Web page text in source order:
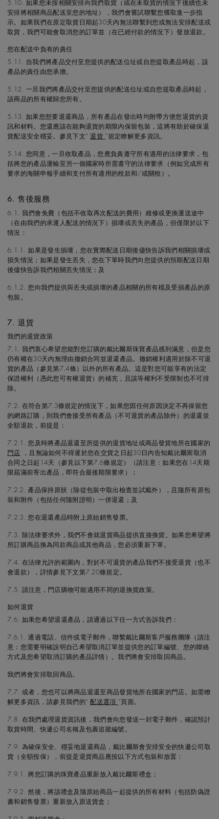
5.10. 如果您未按相關安排向我們取貨（或在未取貨的情況下後續也未
安排將相關商品配送至您的地址），我們會嘗試聯繫您獲取進一步指
示。如果我們在原定取貨日期起30天內無法聯繫到您或無法安排配送或
取貨，我們可能會取消您的訂單並（在已經付款的情況下）發放退款。
您在配送中負有的責任
5.11. 自我們將產品交付至您提供的配送位址或自您提取產品時起，該
產品的責任由您承擔。
5.12. 一旦我們將產品交付至您提供的配送位址或自您提取產品時起，
該商品的所有權歸您所有。
5.13. 如果您想要退還商品，所有產品在發出時均附帶方便您退貨的資
訊和材料。您還應該在能夠退貨的期限內保留包裝，這將有助於確保退
貨配送安全穩妥。參見下文“退貨 ”規定瞭解更多資訊。
5.14. 您同意，一旦收取產品，您應負責遵守所有適用的法律要求，包
括將您的產品運輸至另一個國家時所需遵守的法律要求（例如完成所有
要求的海關申報手續和支付所有適用的稅款和/或關稅）。
6. 售後服務
6.1. 我們會免費（包括不收取再次配送的費用）維修或更換運送途中
（在由我們的承運人配送的情況下）損壞或丟失的產品，但僅限於以下
情況：
6.1.1. 如果是發生損壞，您在實際配送日期後儘快告訴我們相關損壞或
損失情況；如果是發生丟失，您在下單時我們向您提供的預期配送日期
後儘快告訴我們相關丟失情況；及
6.1.2. 您向我們提供與丟失或損壞的產品相關的所有檔及受損產品的原
包裝。
7. 退貨
我們的退貨政策
7.1. 我們衷心希望您能對您訂購的戴比爾斯珠寶產品感到滿意，但是您
仍有權在30天內無理由撤銷合同並退還產品。撤銷權利適用於除不可退
貨的產品（參見第7.4條）以外的所有產品。這是對您可能享有的法定
保證權利（憑此您可有權退貨）的補充，且該等權利不受限制也不可排
除。
7.2. 在符合第7.3條規定的情況下，如果您因任何原因決定不再保留您
的網路訂購，則我們會接受所有產品（不可退貨的產品除外）的退還並
全額退款，前提是：
7.2.1. 您及時將產品退還至所提供的退貨地址或商品發貨地所在國家的
門店 ，且無論如何不得遲於您在交貨之日起30日內告知戴比爾斯取消
合同之日起14天（參見以下第7.6條規定）（請注意：如果您在14天期
限屆滿前寄出產品，即符合最後期限要求）；
7.2.2. 產品保持原狀（除從包裝中取出檢查並試戴外），且隨所有原包
裝和附件（包括任何隨附證明）一併退還；及
7.2.3. 您在退還產品時附上原始銷售發票。
7.3. 除法律要求外，我們不會就退貨商品提供直接換貨。如果您希望將
所訂購商品換為同款商品或其他商品，您必須重新下單。
7.4. 在法律允許的範圍內，對於不可退貨的產品我們不接受退貨（也不
會退款），詳情參見下文第7.20條規定。
7.5. 請注意，門店購物可能適用不同的退換貨政策。
如何退貨
7.6. 如果您希望退還產品，請通過以下任一方式告訴我們：
7.6.1. 通過電話、信件或電子郵件，聯繫戴比爾斯客戶服務團隊（請注
意：您需要明確說明自己希望取消訂單並提供您的訂單編號、您的聯絡
方式及您希望取消訂購的產品詳情）。我們將會安排取回商品。
我們將會安排取回商品。
7.7. 或者，您也可以將商品退還至商品發貨地所在國家的門店。如需瞭
解更多資訊，請參見我們的“配送選項 ”頁面。
7.8. 在我們處理退貨資訊後，我們會向您發送一封電子郵件，確認預計
取貨時間、快遞公司名稱及包裹追蹤編號。
7.9. 為確保安全、穩妥地退還商品，戴比爾斯會安排安全的快遞公司取
貨（全額投保），前提是退貨商品應按以下方式包裝和放置：
7.9.1. 將您訂購的珠寶產品重新放入戴比爾斯禮盒；
7.9.2. 然後，將該禮盒及隨原始商品一起提供的所有材料（包括防偽證
書和銷售發票）重新放入原送貨盒；